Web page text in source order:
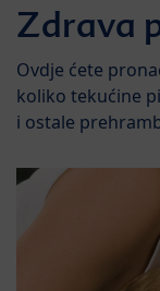
Zdrava
Ovdje ćete
koliko tekućine
i ostale